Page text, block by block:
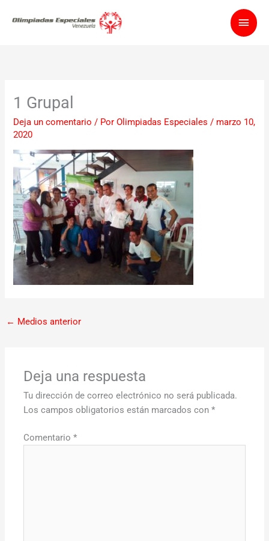
1 Grupal
Deja un comentario / PorOlimpiadas Especiales/ marzo 10,
2020
← Medios anterior
Deja una respuesta
Tu dirección de correo electrónico no será publicada.
Los campos obligatorios están marcados con*
Comentario*